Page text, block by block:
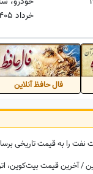
خرداد 1405
فال حافظ آنلاین